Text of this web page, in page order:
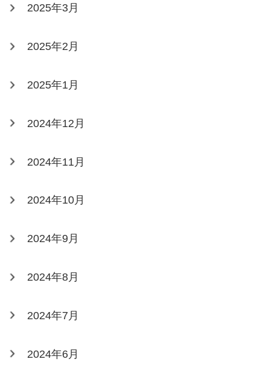
2025年3月
2025年2月
2025年1月
2024年12月
2024年11月
2024年10月
2024年9月
2024年8月
2024年7月
2024年6月